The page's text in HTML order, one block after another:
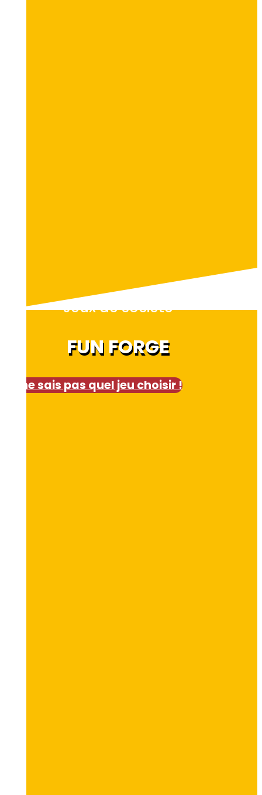
Jeux de société
FUN FORGE
Je ne sais pas quel jeu choisir !